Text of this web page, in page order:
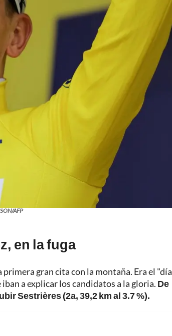
AFP
en la fuga
gran cita con la montaña. Era el "día
a explicar los candidatos a la gloria. De
Sestrières (2a, 39,2 km al 3.7 %).